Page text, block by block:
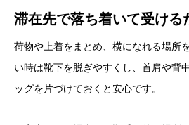
滞在先で落ち着いて受ける
荷物や上着をまとめ、横になれる場所
い時は靴下を脱ぎやすくし、首肩や背
ッグを片づけておくと安心です。